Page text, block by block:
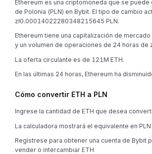
Ethereum es una criptomoneda que se puede
de Polonia (PLN) en Bybit. El tipo de cambio
zł0.00014022280348215645 PLN.
Ethereum tiene una capitalización de mercado
y un volumen de operaciones de 24 horas de
La oferta circulante es de 121M ETH.
En las últimas 24 horas, Ethereum ha
Cómo convertir ETH a PLN
Ingrese la cantidad de ETH que desea
La calculadora mostrará el equivalente en PLN
Regístrese para obtener una cuenta de Bybit
vender o intercambiar ETH